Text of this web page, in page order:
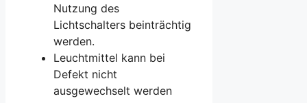
Nutzung des
Lichtschalters beinträchtig
werden.
Leuchtmittel kann bei
Defekt nicht
ausgewechselt werden